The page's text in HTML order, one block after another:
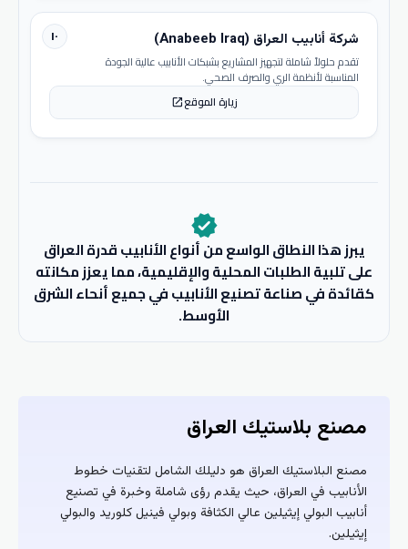
١٠ شركة أنابيب العراق (Anabeeb Iraq)
تقدم حلولاً شاملة لتجهيز المشاريع بشبكات الأنابيب عالية الجودة
المناسبة لأنظمة الري والصرف الصحي.
زيارة الموقعopen_in_new
verified
يبرز هذا النطاق الواسع من أنواع الأنابيب قدرة العراق
على تلبية الطلبات المحلية والإقليمية، مما يعزز مكانته
كقائدة في صناعة تصنيع الأنابيب في جميع أنحاء الشرق
الأوسط.
مصنع بلاستيك العراق
مصنع البلاستيك العراق هو دليلك الشامل لتقنيات خطوط
الأنابيب في العراق، حيث يقدم رؤى شاملة وخبرة في تصنيع
أنابيب البولي إيثيلين عالي الكثافة وبولي فينيل كلوريد والبولي
إيثيلين.